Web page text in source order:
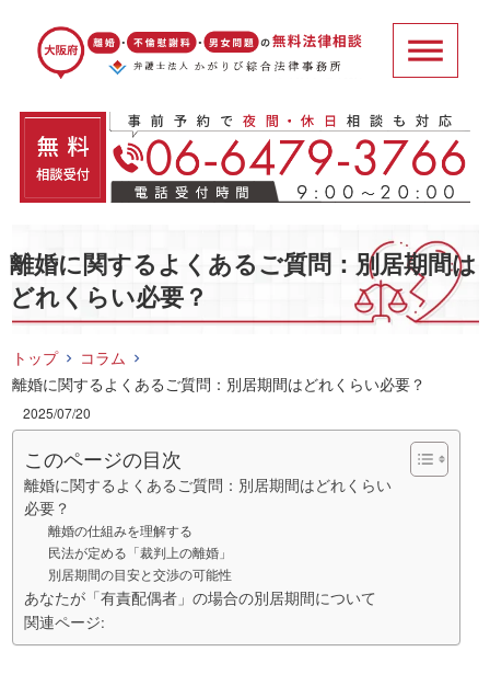
離婚に関するよくあるご質問：別居期間は
どれくらい必要？
トップ
コラム
離婚に関するよくあるご質問：別居期間はどれくらい必要？
2025/07/20
このページの目次
離婚に関するよくあるご質問：別居期間はどれくらい
必要？
離婚の仕組みを理解する
民法が定める「裁判上の離婚」
別居期間の目安と交渉の可能性
あなたが「有責配偶者」の場合の別居期間について
関連ページ: